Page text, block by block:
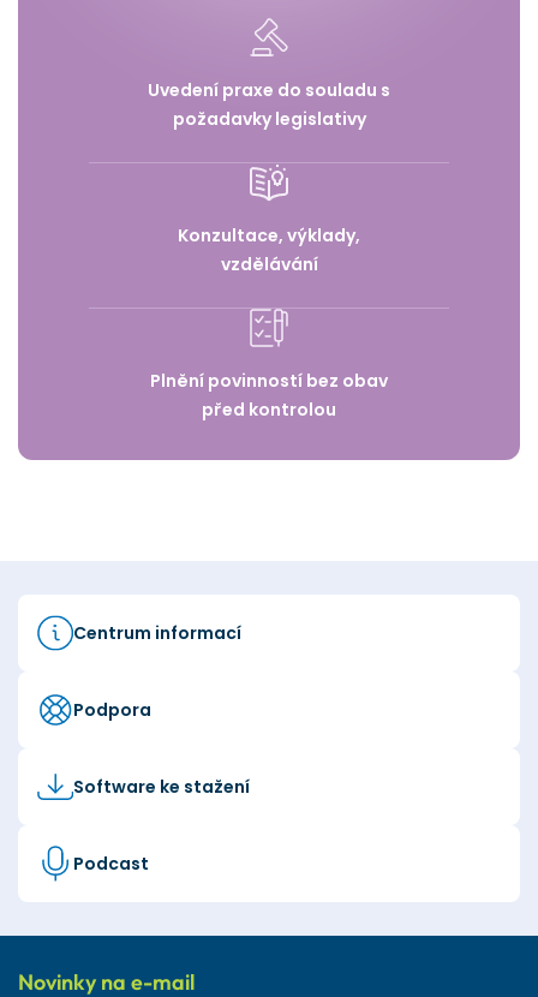
Uvedení praxe do souladu s
požadavky legislativy
Konzultace, výklady,
vzdělávání
Plnění povinností bez obav
před kontrolou
Centrum informací
Podpora
Software ke stažení
Podcast
Novinky na e-mail